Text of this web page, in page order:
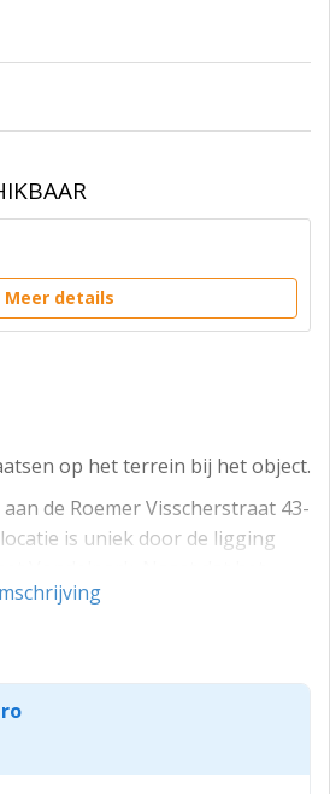
Meer details
op het terrein bij het object.
de Roemer Visscherstraat 43-
is uniek door de ligging
ligt bevindt het zich op
P.C. Hooftstraat om de hoek.
gevestigd, zoals
Umami, restaurant MOMO,
Stach, Vondel Gym,
Hotel Amsterdam, Mariott